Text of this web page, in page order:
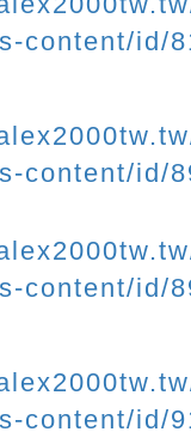
content/id/
content/id/
content/id/
content/id/